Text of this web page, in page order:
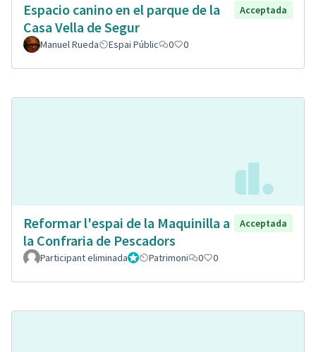
Espacio canino en el parque de la
Casa Vella de Segur
Acceptada
Manuel Rueda Espai Públic 0 0
Reformar l'espai de la Maquinilla a
la Confraria de Pescadors
Acceptada
Participant eliminadaAdministrador
Patrimoni 0 0